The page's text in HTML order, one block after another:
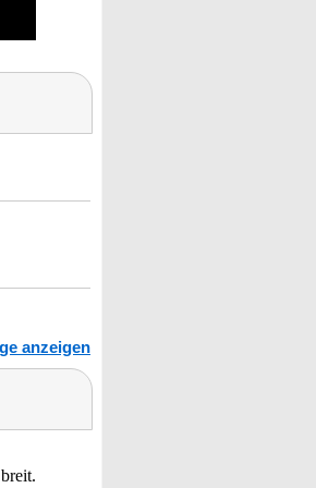
anzeigen